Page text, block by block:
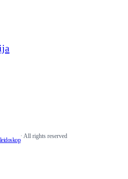
· All rights reserved